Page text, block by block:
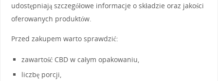
udostępniają szczegółowe informacje o składzie oraz jakości
oferowanych produktów.
Przed zakupem warto sprawdzić:
zawartość CBD w całym opakowaniu,
liczbę porcji,